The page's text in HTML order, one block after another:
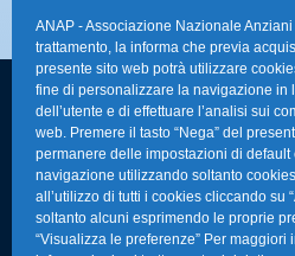
ANAP - Associazione Nazionale
trattamento, la informa che previa
presente sito web potrà utilizzare
fine di personalizzare la navigazione in
dell’utente e di effettuare l’analisi sui
web. Premere il tasto “Nega” del
permanere delle impostazioni di
navigazione utilizzando soltanto
all’utilizzo di tutti i cookies cliccando su
soltanto alcuni esprimendo le proprie
“Visualizza le preferenze” Per
Sede Nazionale Anap
Indirizzo: Via S. Giovanni in Laterano,
152 – 00184 Roma RM
Telefono: 0670374202